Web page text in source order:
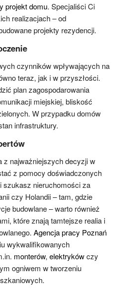
projekt domu. Specjaliści Ci
realizacjach – od
projekty rezydencji.
czynników wpływających na
teraz, jak i w przyszłości.
plan zagospodarowania
miejskiej, bliskość
W przypadku domów
infrastruktury.
z najważniejszych decyzji w
z pomocy doświadczonych
szukasz nieruchomości za
czy Holandii – tam, gdzie
budowlane – warto również
które znają tamtejsze realia i
Agencja pracy Poznań
wykwalifikowanych
monterów, elektrykówczy
ogniwem w tworzeniu